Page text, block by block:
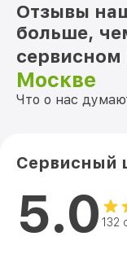
Отзывы
больше,
сервисном
Москве
Что о нас
Сервисный
5.0 132